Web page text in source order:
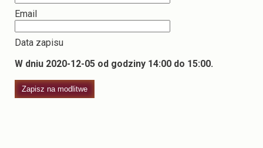
Email
Data zapisu
W dniu 2020-12-05 od godziny 14:00 do 15:00.
Zapisz na modlitwe